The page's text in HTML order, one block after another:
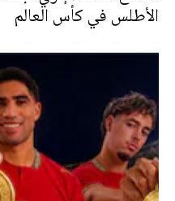
الأطلس في كأس العالم